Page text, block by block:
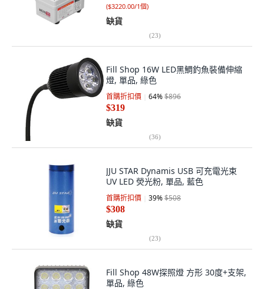
($3220.00/1個)
缺貨
(23)
Fill Shop 16W LED黑鯛釣魚裝備伸縮
燈, 單品, 綠色
首購折扣價 64%$896
$319
缺貨
(36)
JJU STAR Dynamis USB 可充電光束
UV LED 熒光粉, 單品, 藍色
首購折扣價 39%$508
$308
缺貨
(23)
Fill Shop 48W探照燈 方形 30度+支架,
單品, 綠色